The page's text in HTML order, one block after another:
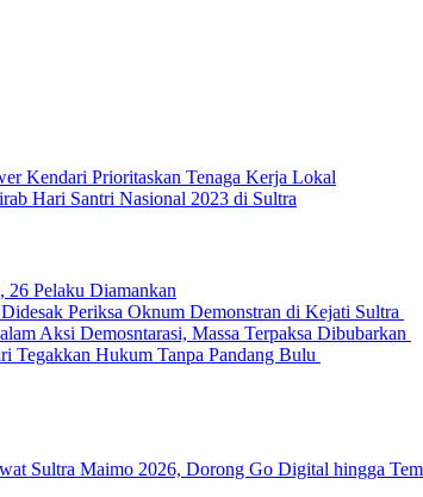
Kendari Prioritaskan Tenaga Kerja Lokal
Hari Santri Nasional 2023 di Sultra
Pelaku Diamankan
Periksa Oknum Demonstran di Kejati Sultra
Aksi Demosntarasi, Massa Terpaksa Dibubarkan
Tegakkan Hukum Tanpa Pandang Bulu
Sultra Maimo 2026, Dorong Go Digital hingga